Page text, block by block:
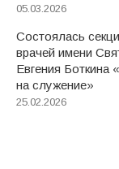
05.03.2026
Состоялась
врачей имени
Евгения Боткина
на служение»
25.02.2026